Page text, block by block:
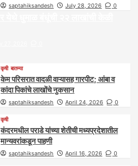
saptahiksandesh July 28, 2026 0
कृषी बातम्या
केम परिसरात वादळी वाऱ्यासह गारपीट; आंबा व
कांदा पिकांचे लाखोंचे नुकसान
saptahiksandesh April 24, 2026 0
कृषी
कंदरमधील पराडे यांच्या शेतीची मध्यप्रदेशातील
मान्यवरांकडून पाहणी
saptahiksandesh April 16, 2026 0